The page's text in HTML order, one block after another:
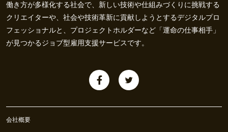
働き方が多様化する社会で、新しい技術や仕組みづくりに挑戦する
クリエイターや、社会や技術革新に貢献しようとするデジタルプロ
フェッショナルと、プロジェクトホルダーなど「運命の仕事相手」
が見つかるジョブ型雇用支援サービスです。
会社概要